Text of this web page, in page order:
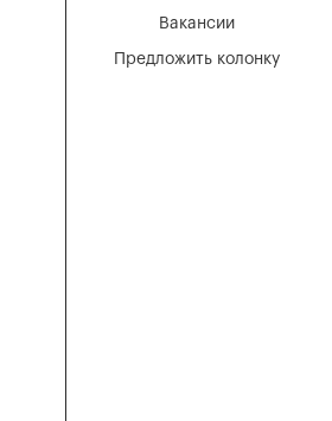
Вакансии
Предложить колонку